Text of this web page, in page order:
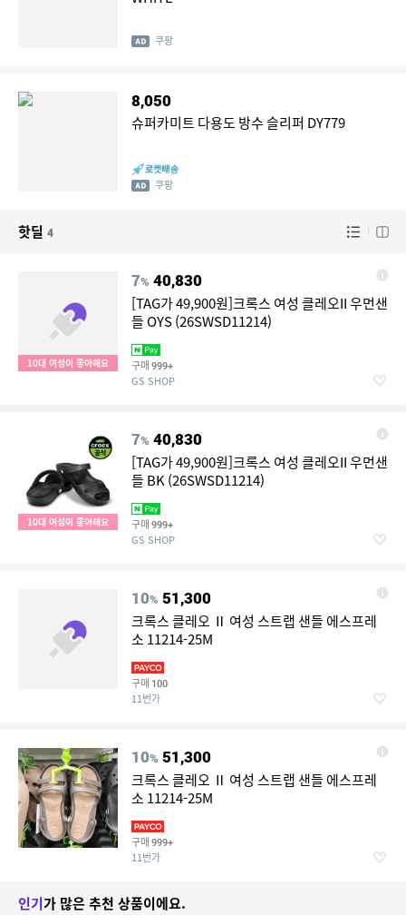
쿠팡
8,050
슈퍼카미트 다용도 방수 슬리퍼 DY779
쿠팡
핫딜 4
10대 여성이 좋아해요
7% 40,830
[TAG가 49,900원]크록스 여성 클레오II 우먼샌
들 OYS (26SWSD11214)
구매 999+
GS SHOP
10대 여성이 좋아해요
7% 40,830
[TAG가 49,900원]크록스 여성 클레오II 우먼샌
들 BK (26SWSD11214)
구매 999+
GS SHOP
10% 51,300
크록스 클레오 Ⅱ 여성 스트랩 샌들 에스프레
소 11214-25M
구매 100
11번가
10% 51,300
크록스 클레오 Ⅱ 여성 스트랩 샌들 에스프레
소 11214-25M
구매 999+
11번가
인기가 많은 추천 상품이에요.